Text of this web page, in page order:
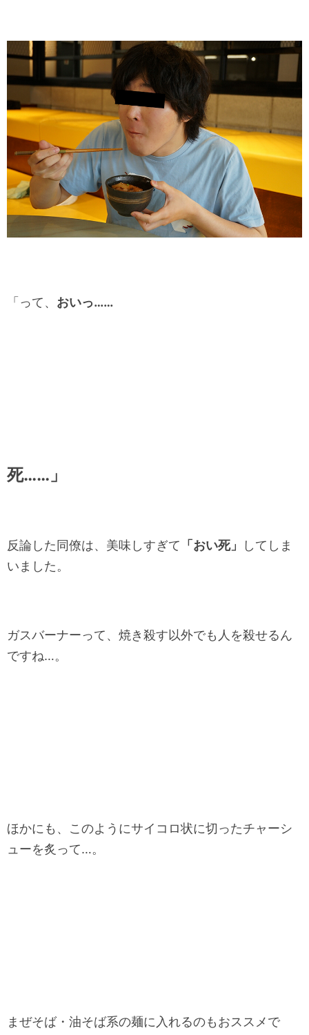
「って、 おいっ……
死……」
反論した同僚は、美味しすぎて 「おい死」
してしま
いました。
ガスバーナーって、焼き殺す以外でも人を殺せるん
ですね…。
ほかにも、このようにサイコロ状に切ったチャーシ
ューを炙って…。
まぜそば・油そば系の麺に入れるのもおススメで